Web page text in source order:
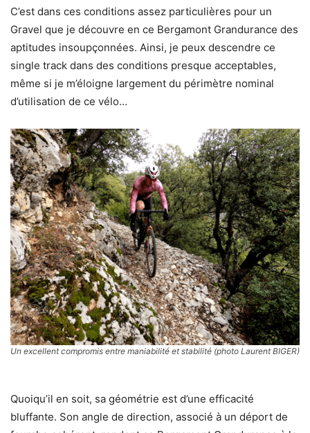
C’est dans ces conditions assez particulières pour un
Gravel que je découvre en ce Bergamont Grandurance des
aptitudes insoupçonnées. Ainsi, je peux descendre ce
single track dans des conditions presque acceptables,
même si je m’éloigne largement du périmètre nominal
d’utilisation de ce vélo…
Un excellent compromis entre maniabilité et stabilité (photo Laurent BIGER)
Quoiqu’il en soit, sa géométrie est d’une efficacité
bluffante. Son angle de direction, associé à un déport de